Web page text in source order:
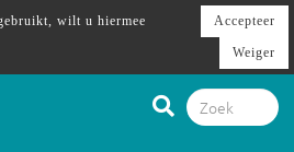
wilt u hiermee
Accepteer
Weiger